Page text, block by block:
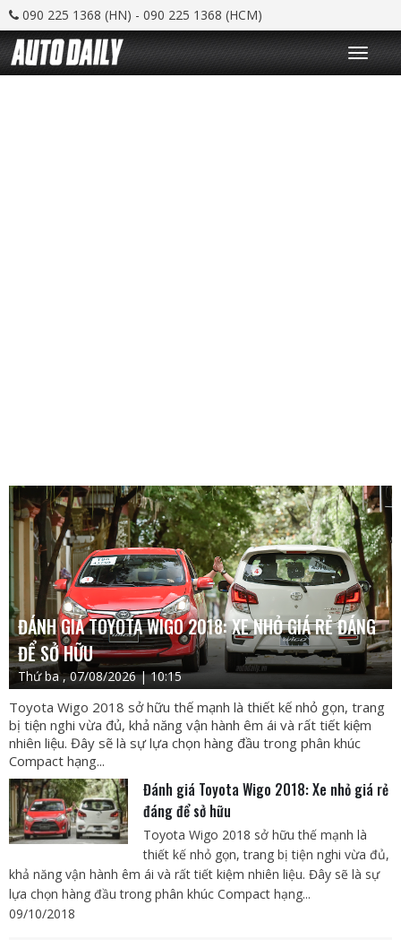
090 225 1368 (HN) - 090 225 1368 (HCM)
T
o
g
ĐÁNH GIÁ TOYOTA WIGO 2018: XE NHỎ GIÁ RẺ ĐÁNG
ĐỂ SỞ HỮU
Thứ ba , 07/08/2026 | 10:15
Toyota Wigo 2018 sở hữu thế mạnh là thiết kế nhỏ gọn, trang
bị tiện nghi vừa đủ, khả năng vận hành êm ái và rất tiết kiệm
nhiên liệu. Đây sẽ là sự lựa chọn hàng đầu trong phân khúc
Compact hạng...
Đánh giá Toyota Wigo 2018: Xe nhỏ giá rẻ
đáng để sở hữu
Toyota Wigo 2018 sở hữu thế mạnh là
thiết kế nhỏ gọn, trang bị tiện nghi vừa đủ,
khả năng vận hành êm ái và rất tiết kiệm nhiên liệu. Đây sẽ là sự
lựa chọn hàng đầu trong phân khúc Compact hạng...
09/10/2018